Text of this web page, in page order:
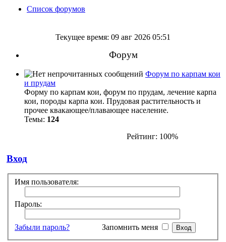
Список форумов
Текущее время: 09 авг 2026 05:51
Форум
Форум по карпам кои
и прудам
Форму по карпам кои, форум по прудам, лечение карпа
кои, породы карпа кои. Прудовая растительность и
прочее квакающее/плавающее население.
Темы: 124
Рейтинг: 100%
Вход
Имя пользователя:
Пароль:
Забыли пароль? Запомнить меня